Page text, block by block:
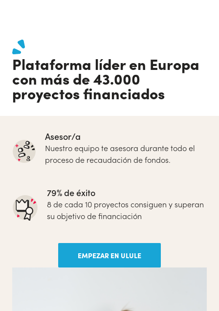
Plataforma líder en Europa
con más de 43.000
proyectos financiados
Asesor/a
Nuestro equipo te asesora durante todo el
proceso de recaudación de fondos.
79% de éxito
8 de cada 10 proyectos consiguen y superan
su objetivo de financiación
EMPEZAR EN ULULE